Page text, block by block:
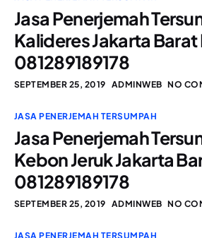
Jasa Penerjemah
Kalideres Jakarta Barat
081289189178
SEPTEMBER 25, 2019 ADMINWEB NO
JASA PENERJEMAH TERSUMPAH
Jasa Penerjemah
Kebon Jeruk Jakarta
081289189178
SEPTEMBER 25, 2019 ADMINWEB NO
JASA PENERJEMAH TERSUMPAH